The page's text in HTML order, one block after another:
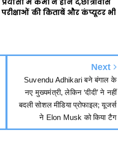
नए मुख्यमंत्री, लेकिन ‘दीदी’ ने नहीं
बदली सोशल मीडिया प्रोफाइल; यूजर्स
ने Elon Musk को किया टैग